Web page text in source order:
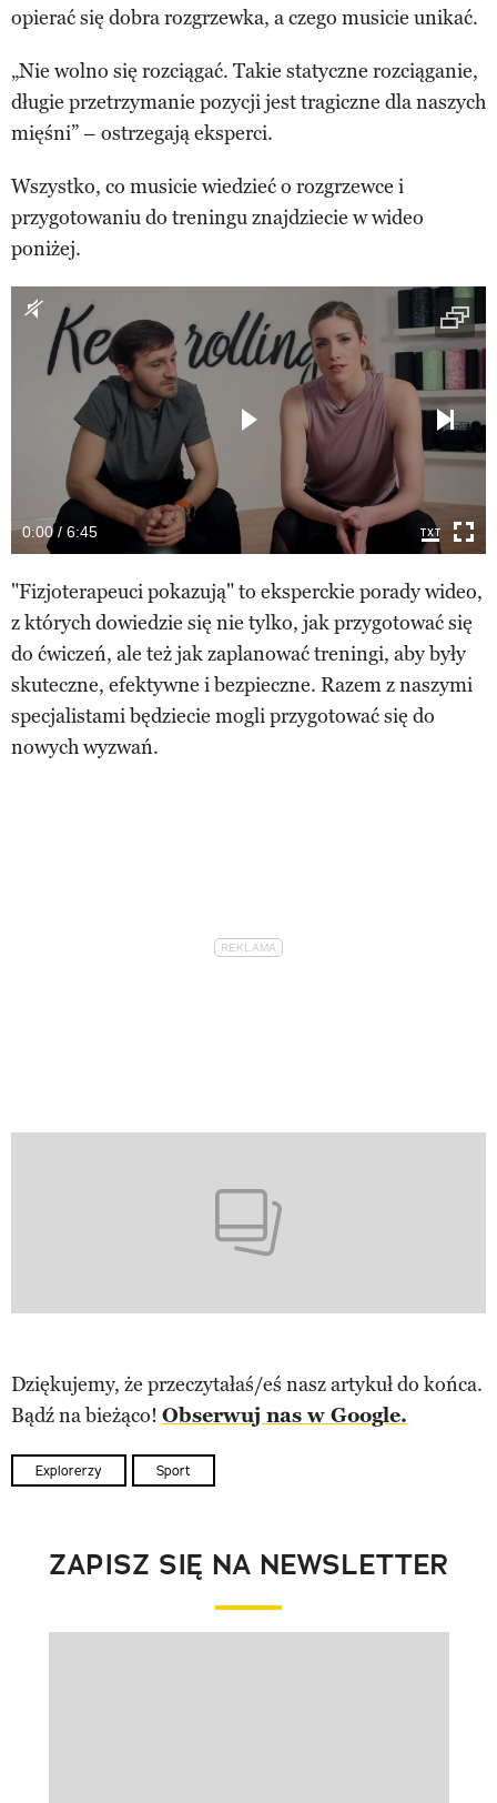
opierać się dobra rozgrzewka, a czego musicie unikać.
„Nie wolno się rozciągać. Takie statyczne rozciąganie,
długie przetrzymanie pozycji jest tragiczne dla naszych
mięśni” – ostrzegają eksperci.
Wszystko, co musicie wiedzieć o rozgrzewce i
przygotowaniu do treningu znajdziecie w wideo
poniżej.
0:00 / 6:45
"Fizjoterapeuci pokazują" to eksperckie porady wideo,
z których dowiedzie się nie tylko, jak przygotować się
do ćwiczeń, ale też jak zaplanować treningi, aby były
skuteczne, efektywne i bezpieczne. Razem z naszymi
specjalistami będziecie mogli przygotować się do
nowych wyzwań.
Dziękujemy, że przeczytałaś/eś nasz artykuł do końca.
Bądź na bieżąco! Obserwuj nas w Google.
Explorerzy Sport
ZAPISZ SIĘ NA NEWSLETTER